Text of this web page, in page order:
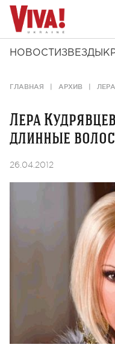
НОВОСТИ ЗВЕЗДЫ
ГЛАВНАЯ АРХИВ
Лера
длинные
26.04.2012